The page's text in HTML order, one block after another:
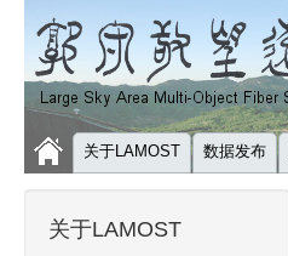
关于LAMOST 数据发布
关于LAMOST